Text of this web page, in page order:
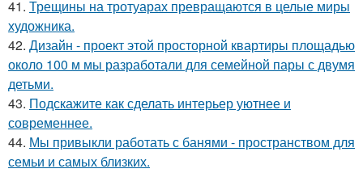
41. Трещины на тротуарах превращаются в целые миры
художника.
42. Дизайн - проект этой просторной квартиры площадью
около 100 м мы разработали для семейной пары с двумя
детьми.
43. Подскажите как сделать интерьер уютнее и
современнее.
44. Мы привыкли работать с банями - пространством для
семьи и самых близких.